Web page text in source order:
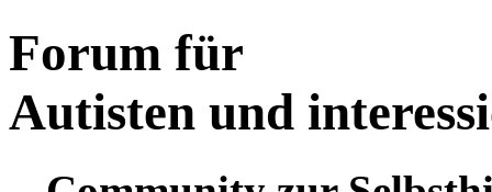
Forum für
Autisten und